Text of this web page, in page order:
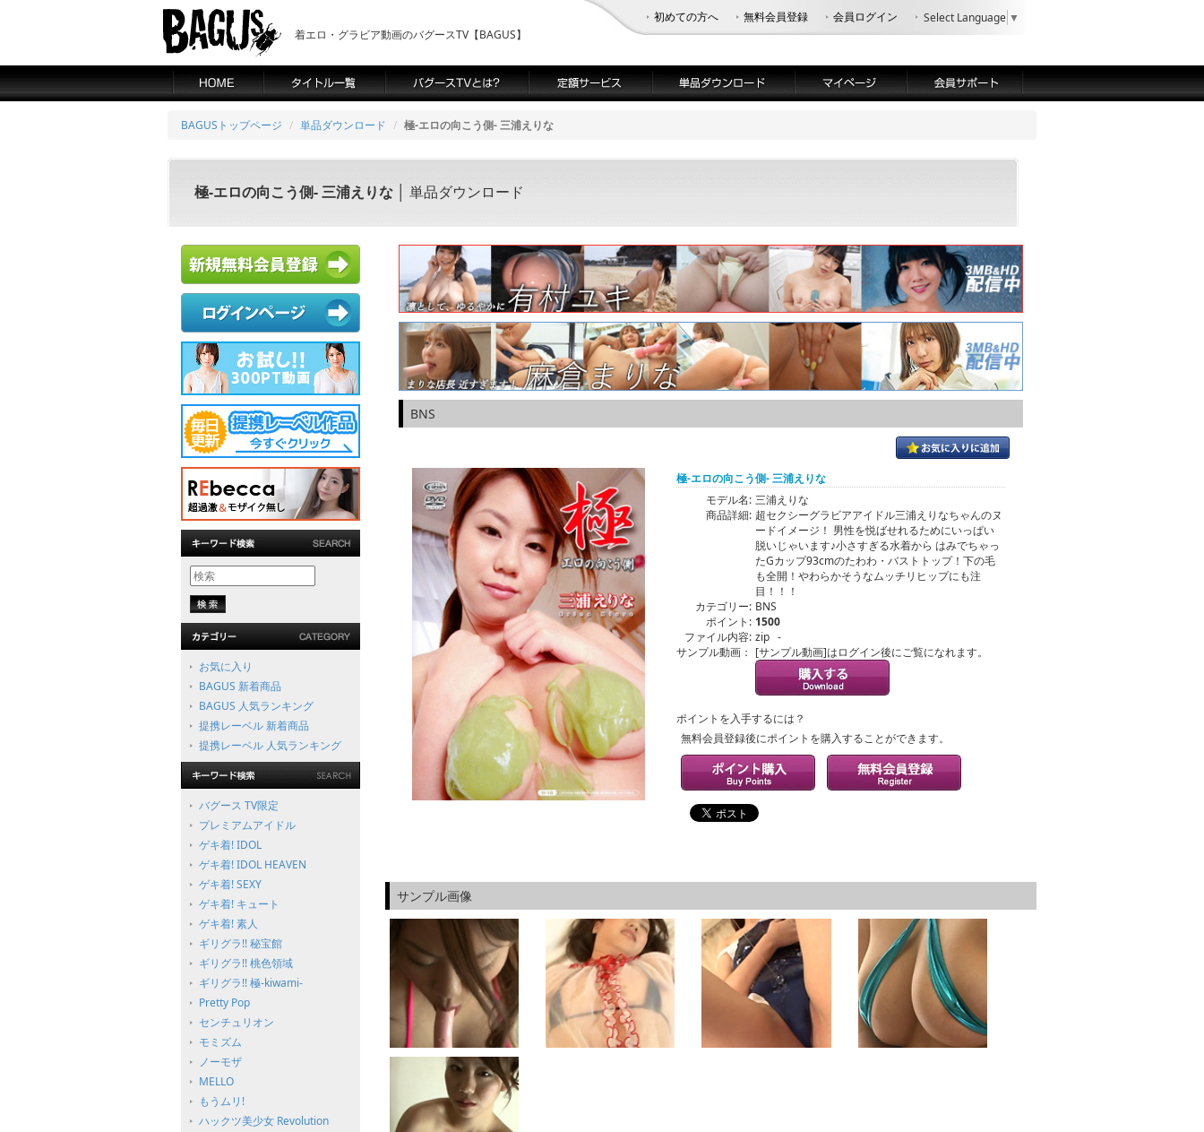
着エロ・グラビア動画のバグースTV【BAGUS】
初めての方へ 無料会員登録 会員ログイン Select Language ▼
BAGUSトップページ 単品ダウンロード 極-エロの向こう側- 三浦えりな
極-エロの向こう側- 三浦えりな │ 単品ダウンロード
お気に入り
BAGUS 新着商品
BAGUS 人気ランキング
提携レーベル 新着商品
提携レーベル 人気ランキング
バグース TV限定
プレミアムアイドル
ゲキ着! IDOL
ゲキ着! IDOL HEAVEN
ゲキ着! SEXY
ゲキ着! キュート
ゲキ着! 素人
ギリグラ!! 秘宝館
ギリグラ!! 桃色領域
ギリグラ!! 極-kiwami-
Pretty Pop
センチュリオン
モミズム
ノーモザ
MELLO
もうムリ!
ハックツ美少女 Revolution
BNS
極-エロの向こう側- 三浦えりな
モデル名: 三浦えりな
商品詳細: 超セクシーグラビアアイドル三浦えりなちゃんのヌ
ードイメージ！ 男性を悦ばせれるためにいっぱい
脱いじゃいます♪小さすぎる水着から はみでちゃっ
たGカップ93cmのたわわ・バストトップ！下の毛
も全開！やわらかそうなムッチリヒップにも注
目！！！
カテゴリー: BNS
ポイント: 1500
ファイル内容: zip -
サンプル動画： [サンプル動画]はログイン後にご覧になれます。
ポイントを入手するには？
無料会員登録後にポイントを購入することができます。
サンプル画像